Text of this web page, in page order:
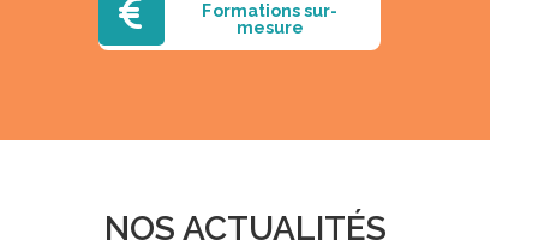
Formations sur-
mesure
NOS ACTUALITÉS